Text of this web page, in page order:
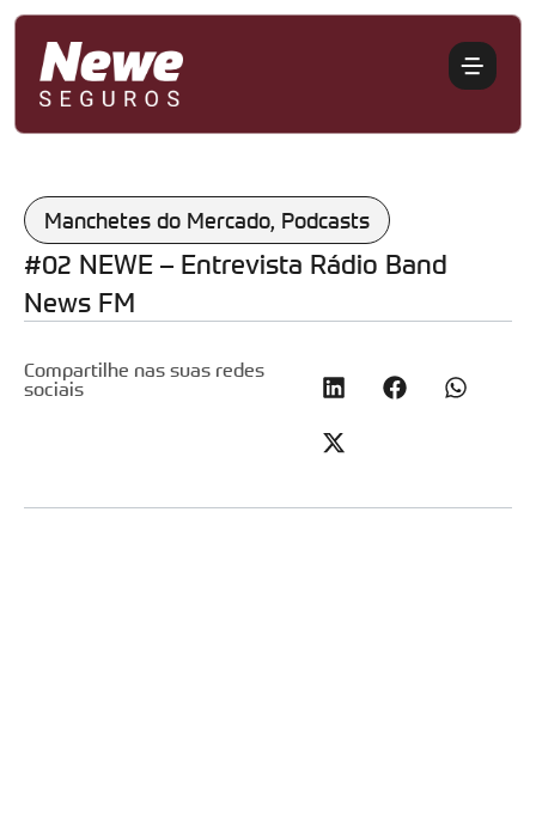
Manchetes do Mercado, Podcasts
#02 NEWE – Entrevista Rádio Band
News FM
Compartilhe nas suas redes
sociais